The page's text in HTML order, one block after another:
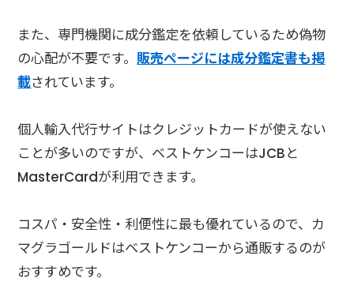
また、専門機関に成分鑑定を依頼しているため偽物
の心配が不要です。販売ページには成分鑑定書も掲
載されています。
個人輸入代行サイトはクレジットカードが使えない
ことが多いのですが、ベストケンコーはJCBと
MasterCardが利用できます。
コスパ・安全性・利便性に最も優れているので、カ
マグラゴールドはベストケンコーから通販するのが
おすすめです。